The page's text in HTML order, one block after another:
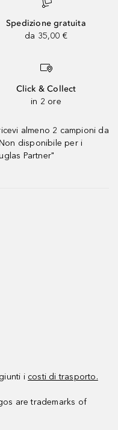
Spedizione gratuita
da 35,00 €
Click & Collect
in 2 ore
almeno 2 campioni da
disponibile per i
Partner"
i costi di trasporto.
are trademarks of